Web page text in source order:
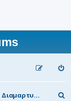
Διαμαρτυρίες γονέων